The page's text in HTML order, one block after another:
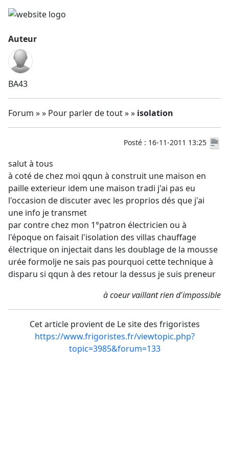
Auteur
BA43
Forum » » Pour parler de tout » » isolation
Posté : 16-11-2011 13:25
salut à tous
à coté de chez moi qqun à construit une maison en
paille exterieur idem une maison tradi j'ai pas eu
l'occasion de discuter avec les proprios dés que j'ai
une info je transmet
par contre chez mon 1°patron électricien ou à
l'époque on faisait l'isolation des villas chauffage
électrique on injectait dans les doublage de la mousse
urée formolje ne sais pas pourquoi cette technique à
disparu si qqun à des retour la dessus je suis preneur
à coeur vaillant rien d'impossible
Cet article provient de Le site des frigoristes
https://www.frigoristes.fr/viewtopic.php?
topic=3985&forum=133